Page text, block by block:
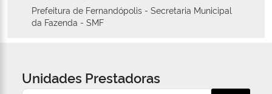
Prefeitura de Fernandópolis - Secretaria Municipal
da Fazenda - SMF
Unidades Prestadoras